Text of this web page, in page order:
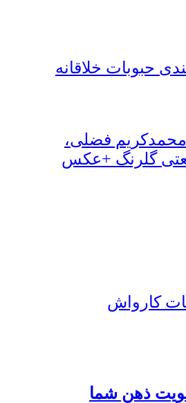
حبوبات خلاقانه
محمدکریم فضلی،
گلرنگ +عکس
کارواش
ذهن شما